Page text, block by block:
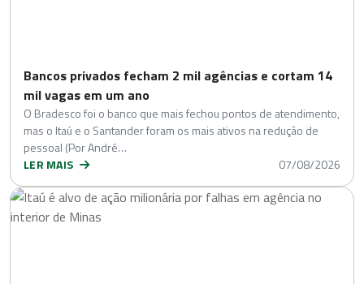
Bancos privados fecham 2 mil agências e cortam 14
mil vagas em um ano
O Bradesco foi o banco que mais fechou pontos de atendimento,
mas o Itaú e o Santander foram os mais ativos na redução de
pessoal (Por André…
LER MAIS
07/08/2026